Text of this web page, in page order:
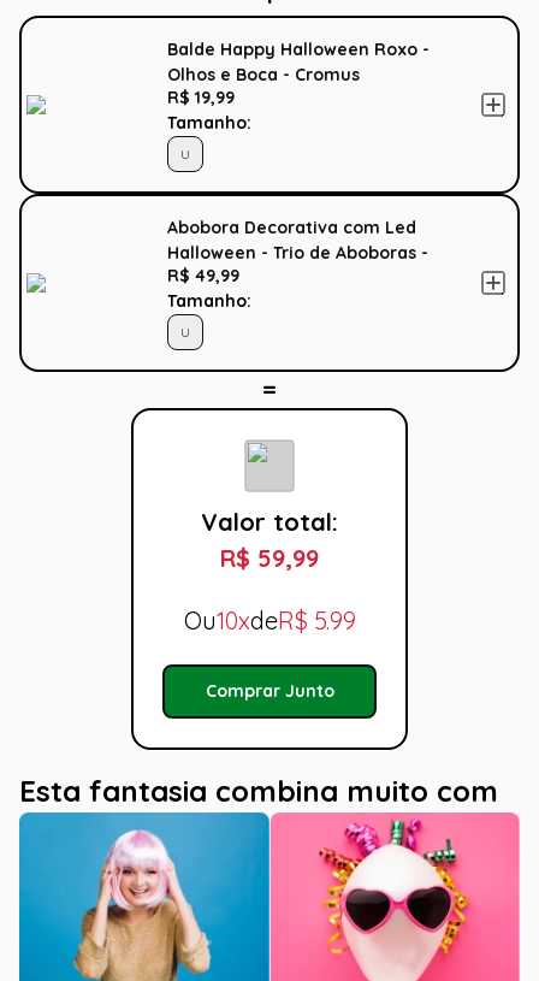
Balde Happy Halloween Roxo -
Olhos e Boca - Cromus
R$ 19,99
Tamanho:
U
Abobora Decorativa com Led
Halloween - Trio de Aboboras -
Cromus
R$ 49,99
Tamanho:
U
Valor total:
R$ 59,99
Ou10xdeR$ 5.99
Comprar Junto
Esta fantasia combina muito com